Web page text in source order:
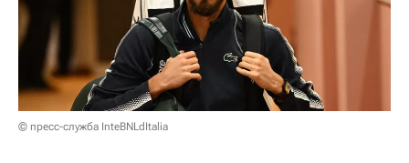
© пресс-служба InteBNLdItalia